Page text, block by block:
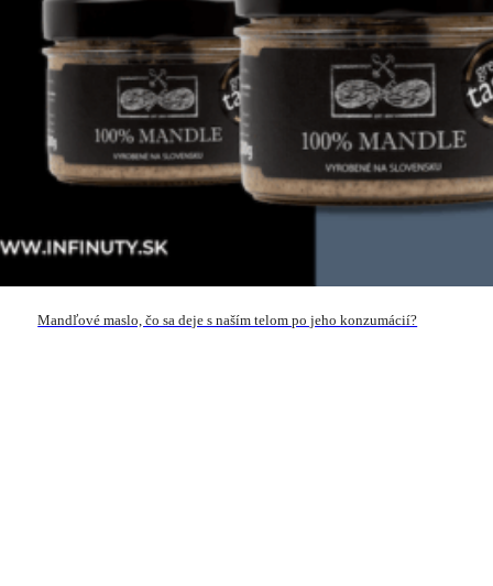
Mandľové maslo, čo sa deje s naším telom po jeho konzumácií?